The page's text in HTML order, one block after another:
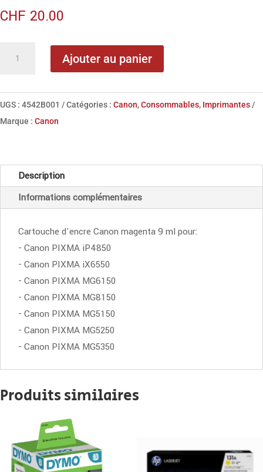
CHF 20.00
encre
magenta
Ajouter au panier
UGS : 4542B001 Catégories : Canon,Consommables, Imprimantes
Marque : Canon
Description
Informations complémentaires
Cartouche d'encre Canon magenta 9 ml pour:
- Canon PIXMA iP4850
- Canon PIXMA iX6550
- Canon PIXMA MG6150
- Canon PIXMA MG8150
- Canon PIXMA MG5150
- Canon PIXMA MG5250
- Canon PIXMA MG5350
Produits similaires